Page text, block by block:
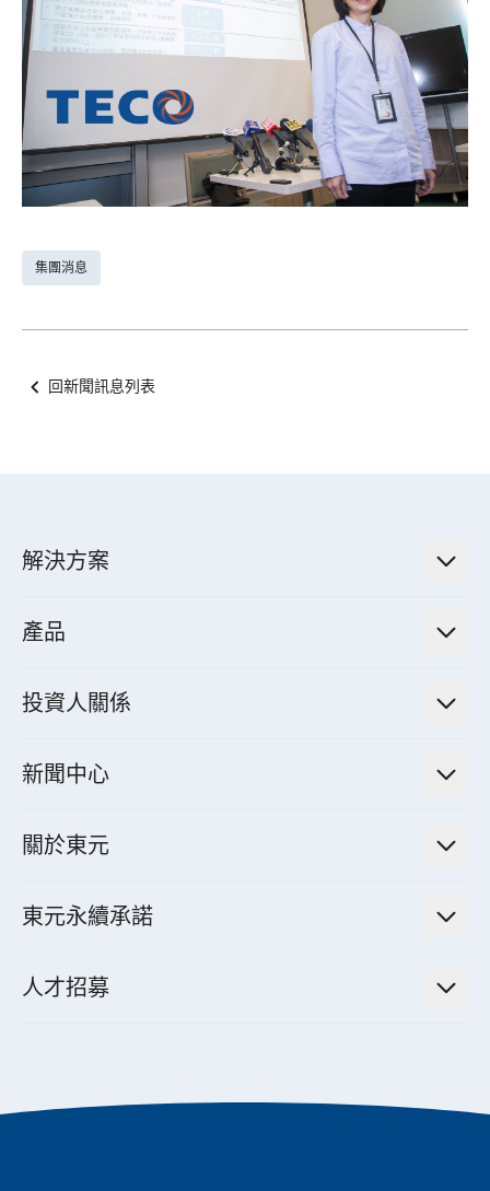
集團消息
回新聞訊息列表
解決方案
電氣化解決方案
工業控制自動化解決方案
智慧商用空調節能解決方案
資料中心解決方案
產品
高效馬達與節能系統
減速機
機器關節模組系統
全領域空調產品
投資人關係
股東專欄
新聞中心
關於東元
公司治理
東元70
東元永續承諾
人才招募